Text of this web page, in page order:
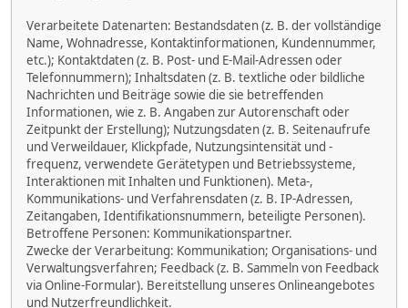
Verarbeitete Datenarten: Bestandsdaten (z. B. der vollständige
Name, Wohnadresse, Kontaktinformationen, Kundennummer,
etc.); Kontaktdaten (z. B. Post- und E-Mail-Adressen oder
Telefonnummern); Inhaltsdaten (z. B. textliche oder bildliche
Nachrichten und Beiträge sowie die sie betreffenden
Informationen, wie z. B. Angaben zur Autorenschaft oder
Zeitpunkt der Erstellung); Nutzungsdaten (z. B. Seitenaufrufe
und Verweildauer, Klickpfade, Nutzungsintensität und -
frequenz, verwendete Gerätetypen und Betriebssysteme,
Interaktionen mit Inhalten und Funktionen). Meta-,
Kommunikations- und Verfahrensdaten (z. B. IP-Adressen,
Zeitangaben, Identifikationsnummern, beteiligte Personen).
Betroffene Personen: Kommunikationspartner.
Zwecke der Verarbeitung: Kommunikation; Organisations- und
Verwaltungsverfahren; Feedback (z. B. Sammeln von Feedback
via Online-Formular). Bereitstellung unseres Onlineangebotes
und Nutzerfreundlichkeit.